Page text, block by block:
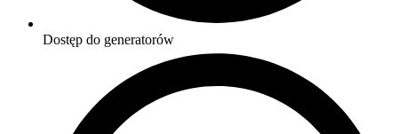
Dostęp do generatorów